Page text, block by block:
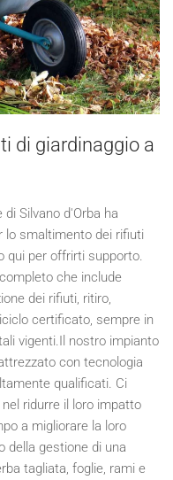
di giardinaggio a
Silvano d'Orba ha
lo smaltimento dei rifiuti
qui per offrirti supporto.
che include
dei rifiuti, ritiro,
certificato, sempre in
vigenti.Il nostro impianto
con tecnologia
qualificati. Ci
ridurre il loro impatto
a migliorare la loro
della gestione di una
tagliata, foglie, rami e